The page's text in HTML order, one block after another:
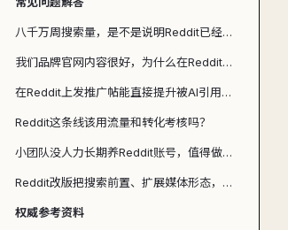
八千万周搜索量，是不是说明Reddit已经能当Google用了？
我们品牌官网内容很好，为什么在Reddit搜索和ChatGPT里还是输给匿名评论？
在Reddit上发推广帖能直接提升被AI引用的概率吗？
Reddit这条线该用流量和转化考核吗？
小团队没人力长期养Reddit账号，值得做吗？
Reddit改版把搜索前置、扩展媒体形态，对内容策略意味着什么？
权威参考资料